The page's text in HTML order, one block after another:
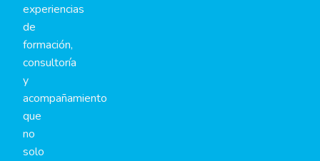
experiencias
de
formación,
consultoría
y
acompañamiento
que
no
solo